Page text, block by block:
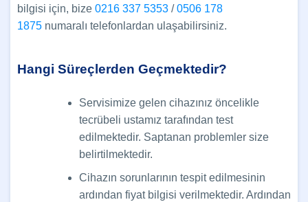
bilgisi için, bize 0216 337 5353 /0506 178
1875 numaralı telefonlardan ulaşabilirsiniz.
Hangi Süreçlerden Geçmektedir?
Servisimize gelen cihazınız öncelikle
tecrübeli ustamız tarafından test
edilmektedir. Saptanan problemler size
belirtilmektedir.
Cihazın sorunlarının tespit edilmesinin
ardından fiyat bilgisi verilmektedir. Ardından